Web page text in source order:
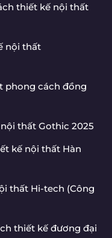
thiết kế nội thất
nội thất
phong cách đồng
thất Gothic 2025
kế nội thất Hàn
thất Hi-tech (Công
thiết kế đương đại